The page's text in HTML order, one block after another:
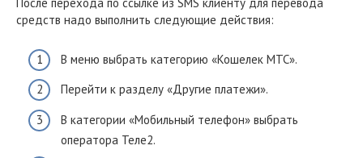
средств надо выполнить следующие действия:
В меню выбрать категорию «Кошелек МТС».
Перейти к разделу «Другие платежи».
В категории «Мобильный телефон» выбрать
оператора Теле2.